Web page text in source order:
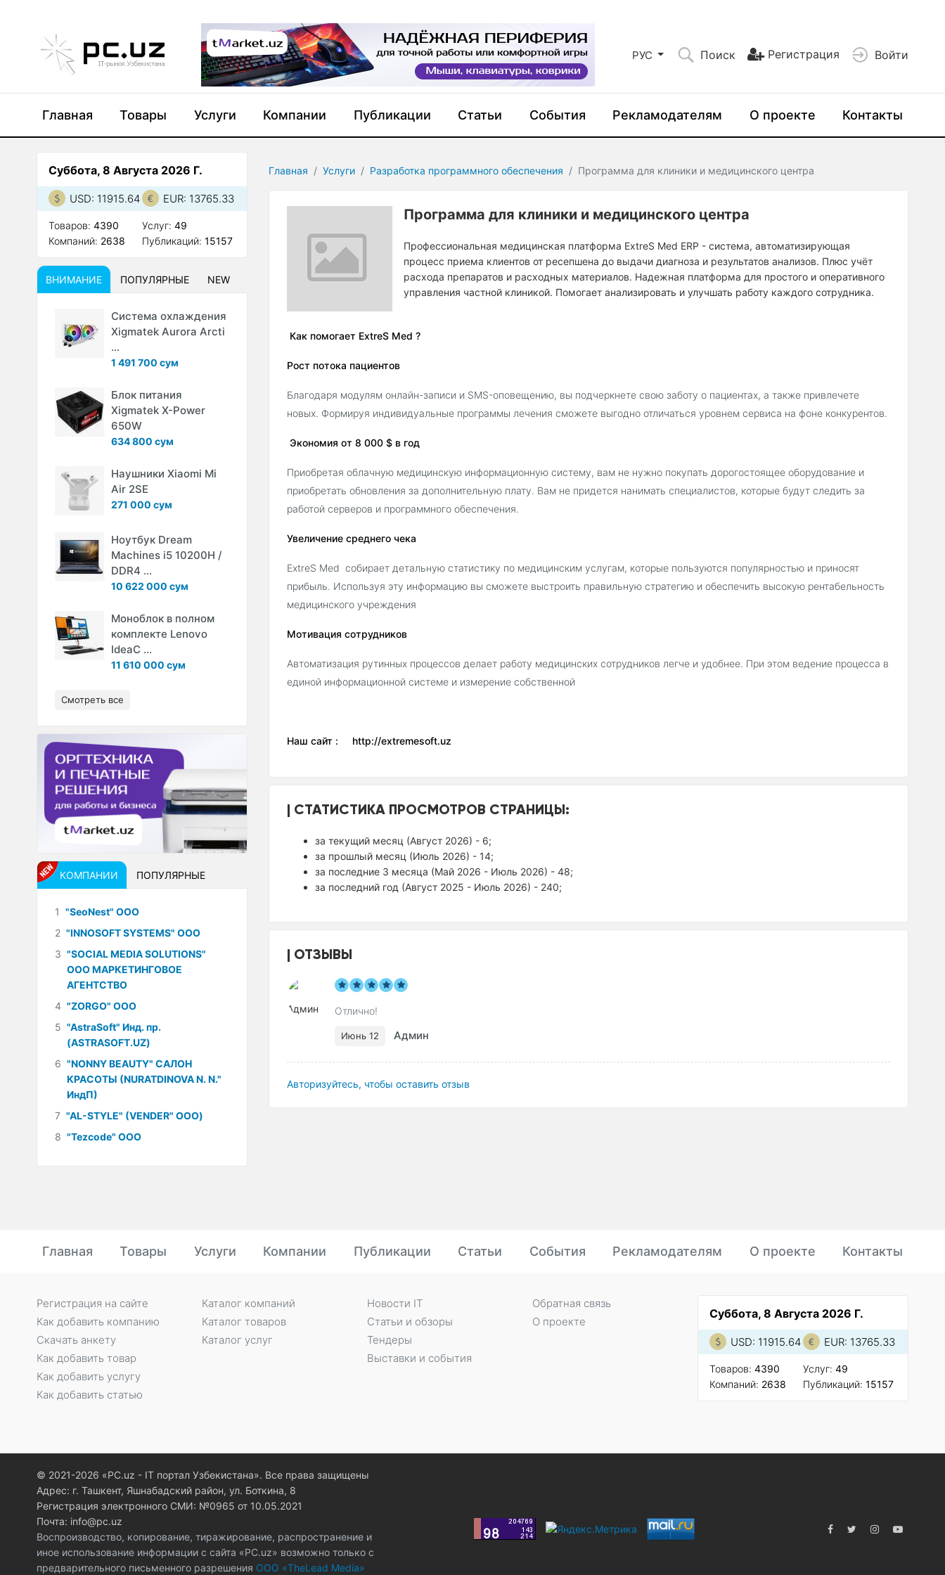
РУС Поиск Регистрация Войти
Главная Товары Услуги Компании Публикации Статьи События Рекламодателям О проекте Контакты
Главная Услуги Разработка программного обеспечения Программа для клиники и медицинского центра
Программа для клиники и медицинского центра
Профессиональная медицинская платформа ExtreS Med ERP - система, автоматизирующая
процесс приема клиентов от ресепшена до выдачи диагноза и результатов анализов. Плюс учёт
расхода препаратов и расходных материалов. Надежная платформа для простого и оперативного
управления частной клиникой. Помогает анализировать и улучшать работу каждого сотрудника.
Как помогает ExtreS Med ?
Рост потока пациентов
Благодаря модулям онлайн-записи и SMS-оповещению, вы подчеркнете свою заботу о пациентах, а также привлечете
новых. Формируя индивидуальные программы лечения сможете выгодно отличаться уровнем сервиса на фоне конкурентов.
Экономия от 8 000 $ в год
Приобретая облачную медицинскую информационную систему, вам не нужно покупать дорогостоящее оборудование и
приобретать обновления за дополнительную плату. Вам не придется нанимать специалистов, которые будут следить за
работой серверов и программного обеспечения.
Увеличение среднего чека
ExtreS Med собирает детальную статистику по медицинским услугам, которые пользуются популярностью и приносят
прибыль. Используя эту информацию вы сможете выстроить правильную стратегию и обеспечить высокую рентабельность
медицинского учреждения
Мотивация сотрудников
Автоматизация рутинных процессов делает работу медицинских сотрудников легче и удобнее. При этом ведение процесса в
единой информационной системе и измерение собственной
Наш сайт : http://extremesoft.uz
СТАТИСТИКА ПРОСМОТРОВ СТРАНИЦЫ:
за текущий месяц (Август 2026) - 6;
за прошлый месяц (Июль 2026) - 14;
за последние 3 месяца (Май 2026 - Июль 2026) - 48;
за последний год (Август 2025 - Июль 2026) - 240;
ОТЗЫВЫ
Отлично!
Июнь 12 Админ
Авторизуйтесь, чтобы оставить отзыв
Суббота, 8 Августа 2026 Г.
USD: 11915.64 EUR: 13765.33
Товаров: 4390
Компаний: 2638
Услуг:49
Публикаций:15157
ВНИМАНИЕ ПОПУЛЯРНЫЕ NEW
Система охлаждения
Xigmatek Aurora Arcti
...
1 491 700 сум
Блок питания
Xigmatek X-Power
650W
634 800 сум
Наушники Xiaomi Mi
Air 2SE
271 000 сум
Ноутбук Dream
Machines i5 10200H /
DDR4 ...
10 622 000 сум
Моноблок в полном
комплекте Lenovo
IdeaC ...
11 610 000 сум
Смотреть все
КОМПАНИИ ПОПУЛЯРНЫЕ
1 "SeoNest" ООО
2 "INNOSOFT SYSTEMS" ООО
3 "SOCIAL MEDIA SOLUTIONS"
ООО МАРКЕТИНГОВОЕ
АГЕНТСТВО
4 "ZORGO" ООО
5 "AstraSoft" Инд. пр.
(ASTRASOFT.UZ)
6 "NONNY BEAUTY" САЛОН
КРАСОТЫ (NURATDINOVA N. N."
ИндП)
7 "AL-STYLE" (VENDER" ООО)
8 "Tezcode" ООО
Главная Товары Услуги Компании Публикации Статьи События Рекламодателям О проекте Контакты
Суббота, 8 Августа 2026 Г.
USD: 11915.64 EUR: 13765.33
Товаров: 4390
Компаний: 2638
Услуг: 49
Публикаций: 15157
Регистрация на сайте
Как добавить компанию
Скачать анкету
Как добавить товар
Как добавить услугу
Как добавить статью
Каталог компаний
Каталог товаров
Каталог услуг
Новости IT
Статьи и обзоры
Тендеры
Выставки и события
Обратная связь
О проекте
© 2021-2026 «PC.uz - IT портал Узбекистана». Все права защищены
Адрес: г. Ташкент, Яшнабадский район, ул. Боткина, 8
Регистрация электронного СМИ: №0965 от 10.05.2021
Почта: info@pc.uz
Воспроизводство, копирование, тиражирование, распространение и
иное использование информации с сайта «PC.uz» возможно только с
предварительного письменного разрешения ООО «TheLead Media»